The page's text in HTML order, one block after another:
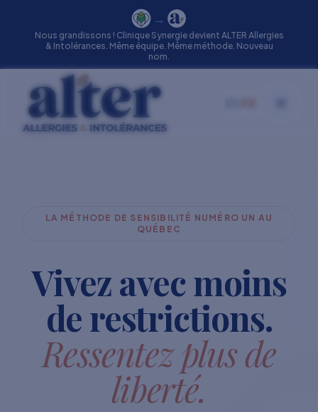
→
Nous grandissons ! Clinique Synergie devient ALTER Allergies
& Intolérances. Même équipe. Même méthode. Nouveau
nom.
LA MÉTHODE DE SENSIBILITÉ NUMÉRO UN AU
QUÉBEC
Vivez avec moins
de restrictions.
Ressentez plus de
liberté.